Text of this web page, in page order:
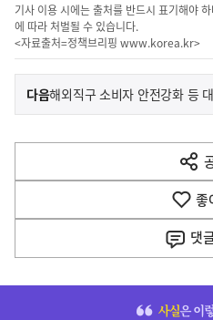
기사 이용 시에는 출처를 반드시 표기해야
에 따라 처벌될 수 있습니다.
<자료출처=정책브리핑 www.korea.kr>
이
전
다
음
다음기
해외직구 소비자 안전강화 등
기
좋
댓